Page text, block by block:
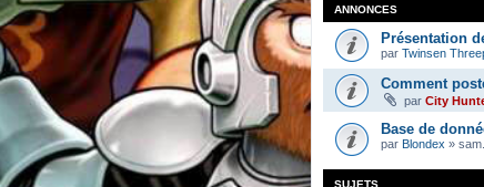
ANNONCES
Présentation
par Twinsen
Comment
par City
Base de
par Blondex »
SUJETS